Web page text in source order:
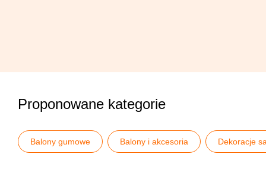
Proponowane kategorie
Balony gumowe Balony i akcesoria Dekoracje